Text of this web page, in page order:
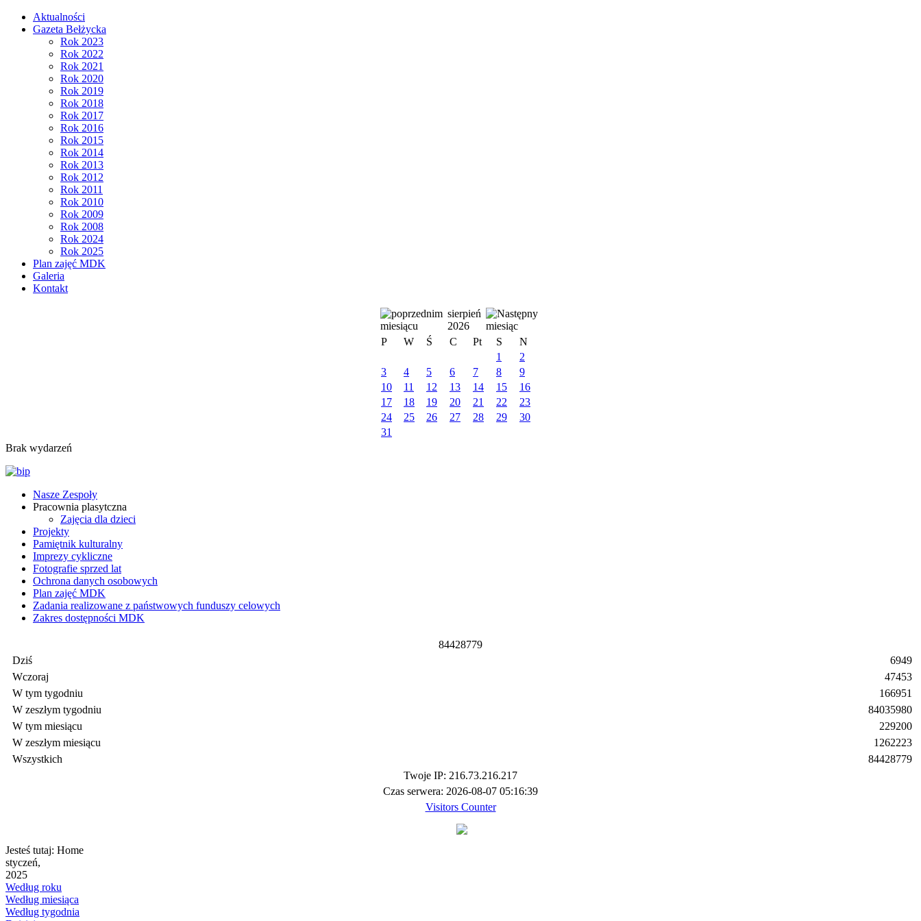
Aktualności
Gazeta Bełżycka
Rok 2023
Rok 2022
Rok 2021
Rok 2020
Rok 2019
Rok 2018
Rok 2017
Rok 2016
Rok 2015
Rok 2014
Rok 2013
Rok 2012
Rok 2011
Rok 2010
Rok 2009
Rok 2008
Rok 2024
Rok 2025
Plan zajęć MDK
Galeria
Kontakt
sierpień
2026
P
W Ś C Pt S
N
1
2
3
4 5 6 7 8
9
10
11 12 13 14 15
16
17
18 19 20 21 22
23
24
25 26 27 28 29
30
31
Brak wydarzeń
Nasze Zespoły
Pracownia plasytczna
Zajęcia dla dzieci
Projekty
Pamiętnik kulturalny
Imprezy cykliczne
Fotografie sprzed lat
Ochrona danych osobowych
Plan zajęć MDK
Zadania realizowane z państwowych funduszy celowych
Zakres dostępności MDK
84428779
Dziś
Wczoraj
W tym tygodniu
W zeszłym tygodniu
W tym miesiącu
W zeszłym miesiącu
Wszystkich
6949
47453
166951
84035980
229200
1262223
84428779
Twoje IP: 216.73.216.217
Czas serwera: 2026-08-07 05:16:39
Visitors Counter
Jesteś tutaj: Home
styczeń,
2025
Według roku
Według miesiąca
Według tygodnia